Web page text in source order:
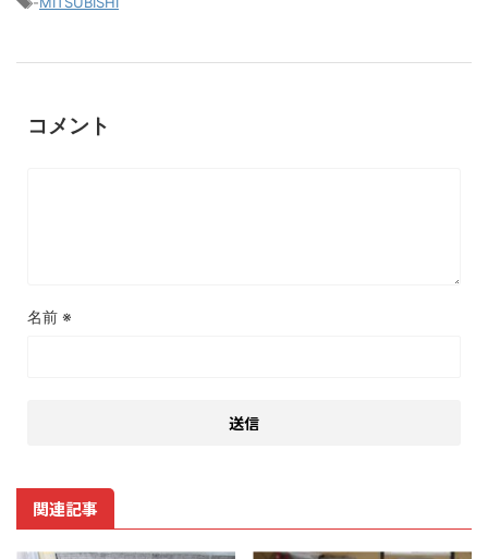
コメント
名前 ※
関連記事